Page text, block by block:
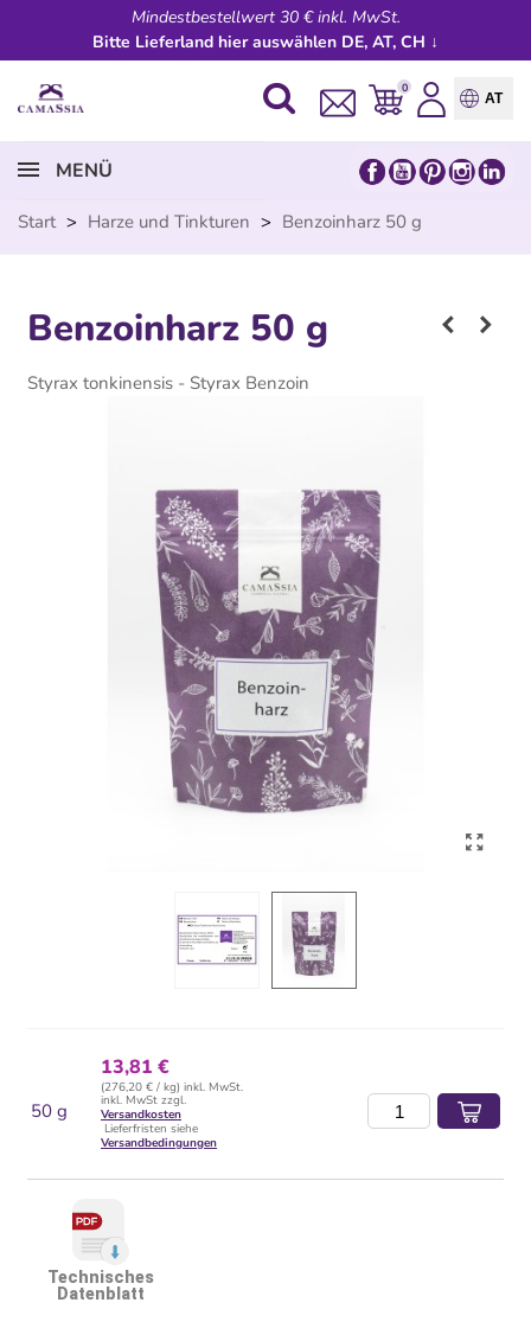
Mindestbestellwert 30 € inkl. MwSt.
Bitte Lieferland hier auswählen DE, AT, CH ↓
0
AT
MENÜ
Start > Harze und Tinkturen > Benzoinharz 50 g
Benzoinharz 50 g
Styrax tonkinensis - Styrax Benzoin
50 g
13,81 €
(276,20 € / kg) inkl. MwSt.
inkl. MwSt zzgl.
Versandkosten
Lieferfristen siehe
Versandbedingungen
Technisches
Datenblatt